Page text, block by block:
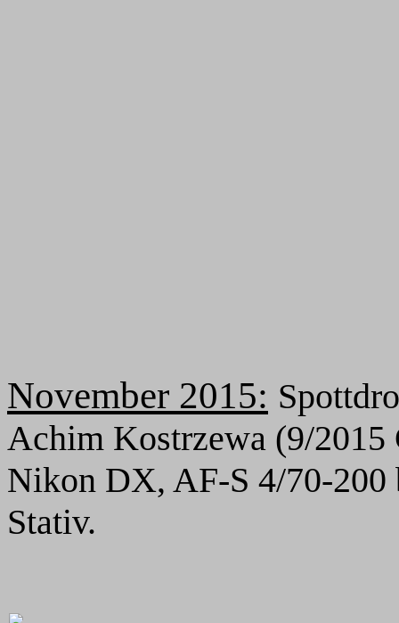
November 2015:
Achim Kostrzewa (9/2015
Nikon DX, AF-S 4/70-
Stativ.